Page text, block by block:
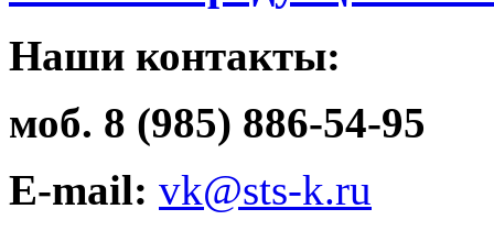
Наши контакты:
моб. 8 (985) 886-54-95
E-mail: vk@sts-k.ru